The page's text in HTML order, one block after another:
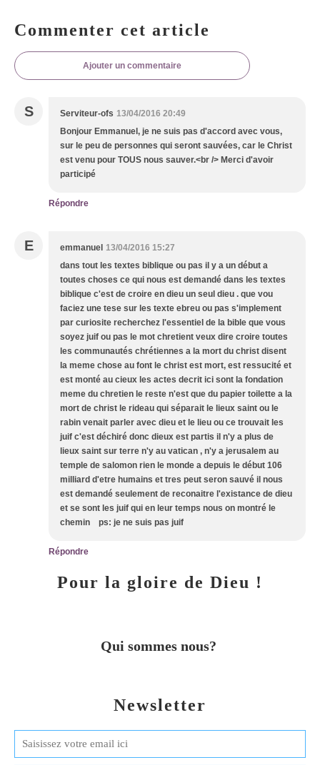
Commenter cet article
Ajouter un commentaire
S Serviteur-ofs 13/04/2016 20:49
Bonjour Emmanuel, je ne suis pas d'accord avec vous,
sur le peu de personnes qui seront sauvées, car le Christ
est venu pour TOUS nous sauver.<br /> Merci d'avoir
participé
Répondre
E emmanuel 13/04/2016 15:27
dans tout les textes biblique ou pas il y a un début a
toutes choses ce qui nous est demandé dans les textes
biblique c'est de croire en dieu un seul dieu . que vou
faciez une tese sur les texte ebreu ou pas s'implement
par curiosite recherchez l'essentiel de la bible que vous
soyez juif ou pas le mot chretient veux dire croire toutes
les communautés chrétiennes a la mort du christ disent
la meme chose au font le christ est mort, est ressucité et
est monté au cieux les actes decrit ici sont la fondation
meme du chretien le reste n'est que du papier toilette a la
mort de christ le rideau qui séparait le lieux saint ou le
rabin venait parler avec dieu et le lieu ou ce trouvait les
juif c'est déchiré donc dieux est partis il n'y a plus de
lieux saint sur terre n'y au vatican , n'y a jerusalem au
temple de salomon rien le monde a depuis le début 106
milliard d'etre humains et tres peut seron sauvé il nous
est demandé seulement de reconaitre l'existance de dieu
et se sont les juif qui en leur temps nous on montré le
chemin ps: je ne suis pas juif
Répondre
Newsletter
Pour la gloire de Dieu !
Qui sommes nous?